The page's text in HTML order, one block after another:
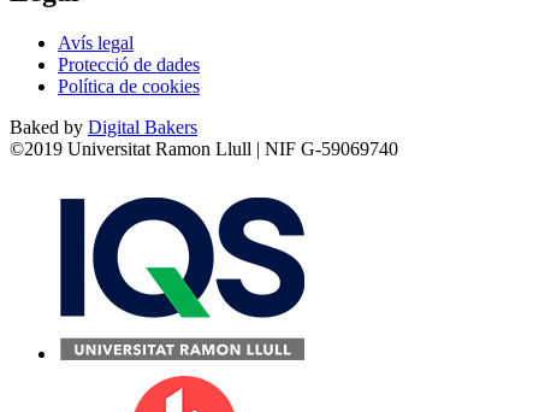
Avís legal
Protecció de dades
Política de cookies
Baked by Digital Bakers
©2019 Universitat Ramon Llull | NIF G-59069740